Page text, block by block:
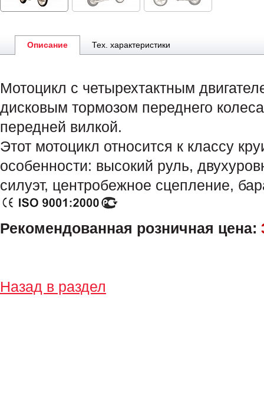
Описание Тех. характеристики
Мотоцикл с четырехтактным
дисковым тормозом переднего
передней вилкой.
Этот мотоцикл относится к классу
особенности: высокий руль,
силуэт, центробежное сцепление,
Рекомендованная розничная цена:
Назад в раздел